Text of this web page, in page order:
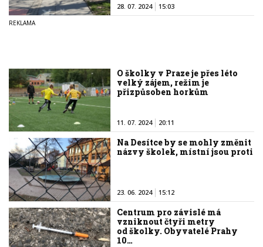
28. 07. 2024 15:03
O školky v Praze je přes léto
velký zájem, režim je
přizpůsoben horkům
11. 07. 2024 20:11
Na Desítce by se mohly změnit
názvy školek, místní jsou proti
23. 06. 2024 15:12
Centrum pro závislé má
vzniknout čtyři metry
od školky. Obyvatelé Prahy
10…